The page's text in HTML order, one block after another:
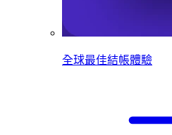
全球最佳結帳體驗